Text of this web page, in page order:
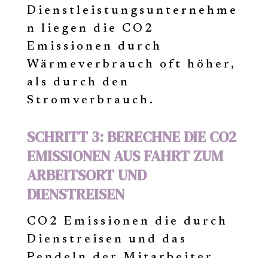
Dienstleistungsunternehme
n liegen die CO2
Emissionen durch
Wärmeverbrauch oft höher,
als durch den
Stromverbrauch.
SCHRITT 3: BERECHNE DIE CO2
EMISSIONEN AUS FAHRT ZUM
ARBEITSORT UND
DIENSTREISEN
CO2 Emissionen die durch
Dienstreisen und das